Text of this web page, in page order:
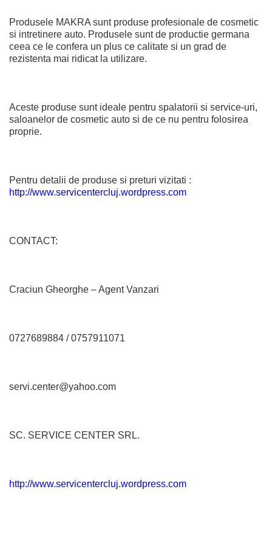
Produsele MAKRA sunt produse profesionale de cosmetic
si intretinere auto. Produsele sunt de productie germana
ceea ce le confera un plus ce calitate si un grad de
rezistenta mai ridicat la utilizare.
Aceste produse sunt ideale pentru spalatorii si service-uri,
saloanelor de cosmetic auto si de ce nu pentru folosirea
proprie.
Pentru detalii de produse si preturi vizitati :
http://www.servicentercluj.wordpress.com
CONTACT:
Craciun Gheorghe – Agent Vanzari
0727689884 / 0757911071
servi.center@yahoo.com
SC. SERVICE CENTER SRL.
http://www.servicentercluj.wordpress.com